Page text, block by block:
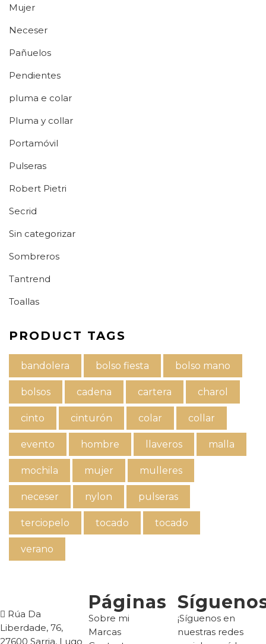
Mujer
Neceser
Pañuelos
Pendientes
pluma e colar
Pluma y collar
Portamóvil
Pulseras
Robert Pietri
Secrid
Sin categorizar
Sombreros
Tantrend
Toallas
PRODUCT TAGS
bandolera bolso fiesta bolso mano
bolsos cadena cartera charol
cinto cinturón colar collar
evento hombre llaveros malla
mochila mujer mulleres
neceser nylon pulseras
terciopelo tocado tocado
verano
Rúa Da
Liberdade, 76,
27600 Sarria, Lugo
Páginas
Sobre mi
Marcas
¡Síguenos en
nuestras redes